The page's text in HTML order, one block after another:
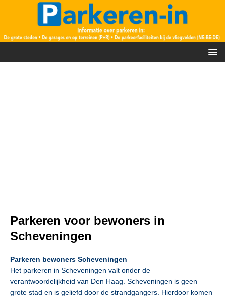
Parkeren voor bewoners in
Scheveningen
Parkeren bewoners Scheveningen
Het parkeren in Scheveningen valt onder de
verantwoordelijkheid van Den Haag. Scheveningen is geen
grote stad en is geliefd door de strandgangers. Hierdoor komen